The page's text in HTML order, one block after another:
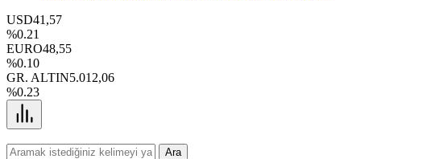
USD41,57
%0.21
EURO48,55
%0.10
GR. ALTIN5.012,06
%0.23
Ara